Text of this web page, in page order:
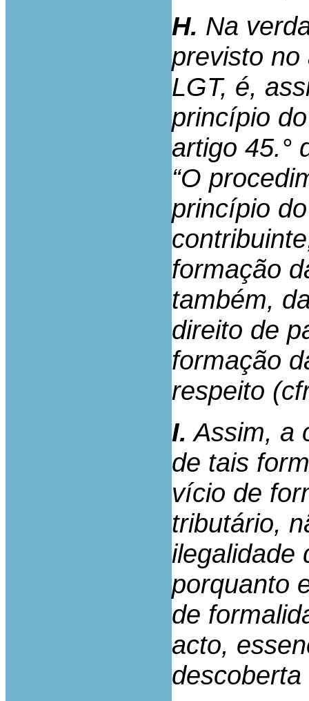
H. Na
previsto no
LGT, é,
princípio
artigo 45.°
“O
princípio
formação
também,
direito de
formação
respeito
I. Assim, a
de tais
vício de
tributário,
ilegalidade
porquanto
de
acto,